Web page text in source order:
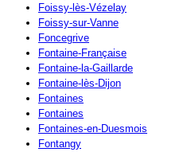
Foissy-lès-Vézelay
Foissy-sur-Vanne
Foncegrive
Fontaine-Française
Fontaine-la-Gaillarde
Fontaine-lès-Dijon
Fontaines
Fontaines
Fontaines-en-Duesmois
Fontangy